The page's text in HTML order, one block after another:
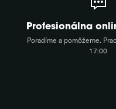
Profesionálna
Poradíme a pomôžeme.
17:00